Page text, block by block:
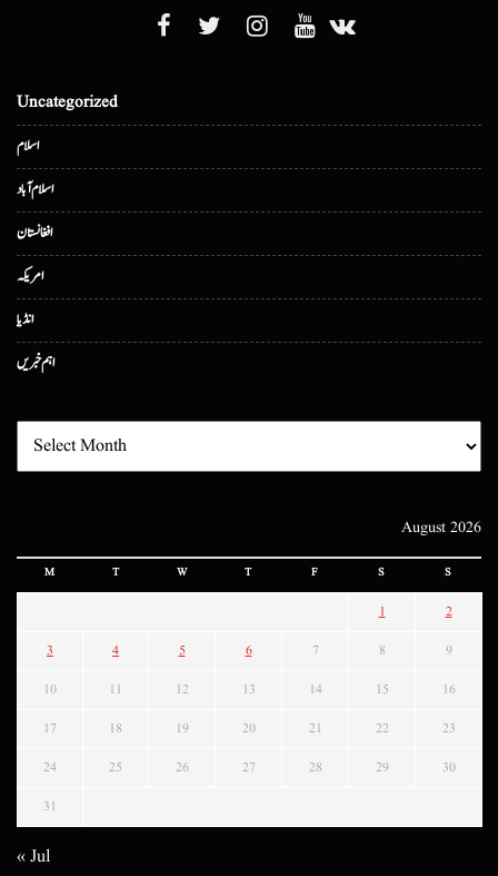
Uncategorized
اسلام
اسلام آباد
افغانستان
امریکہ
انڈیا
اہم خبریں
August 2026
M T W T F S S
1 2
3 4 5 6 7 8 9
10 11 12 13 14 15 16
17 18 19 20 21 22 23
24 25 26 27 28 29 30
31
« Jul